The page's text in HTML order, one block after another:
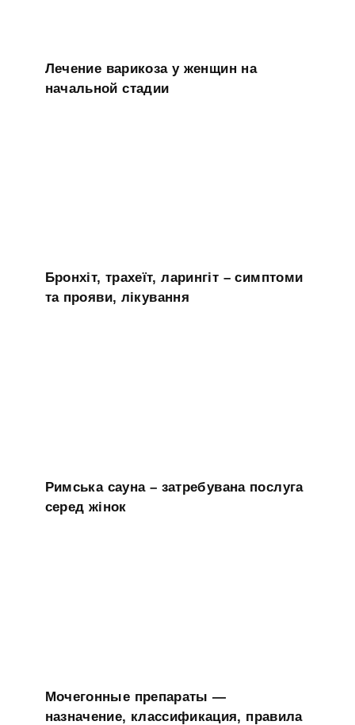
Лечение варикоза у женщин на
начальной стадии
Бронхіт, трахеїт, ларингіт – симптоми
та прояви, лікування
Римська сауна – затребувана послуга
серед жінок
Мочегонные препараты —
назначение, классификация, правила